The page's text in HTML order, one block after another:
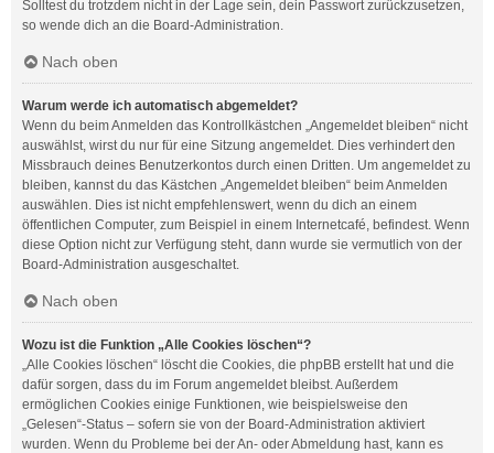
Solltest du trotzdem nicht in der Lage sein, dein Passwort zurückzusetzen,
so wende dich an die Board-Administration.
Nach oben
Warum werde ich automatisch abgemeldet?
Wenn du beim Anmelden das Kontrollkästchen „Angemeldet bleiben“ nicht
auswählst, wirst du nur für eine Sitzung angemeldet. Dies verhindert den
Missbrauch deines Benutzerkontos durch einen Dritten. Um angemeldet zu
bleiben, kannst du das Kästchen „Angemeldet bleiben“ beim Anmelden
auswählen. Dies ist nicht empfehlenswert, wenn du dich an einem
öffentlichen Computer, zum Beispiel in einem Internetcafé, befindest. Wenn
diese Option nicht zur Verfügung steht, dann wurde sie vermutlich von der
Board-Administration ausgeschaltet.
Nach oben
Wozu ist die Funktion „Alle Cookies löschen“?
„Alle Cookies löschen“ löscht die Cookies, die phpBB erstellt hat und die
dafür sorgen, dass du im Forum angemeldet bleibst. Außerdem
ermöglichen Cookies einige Funktionen, wie beispielsweise den
„Gelesen“-Status – sofern sie von der Board-Administration aktiviert
wurden. Wenn du Probleme bei der An- oder Abmeldung hast, kann es